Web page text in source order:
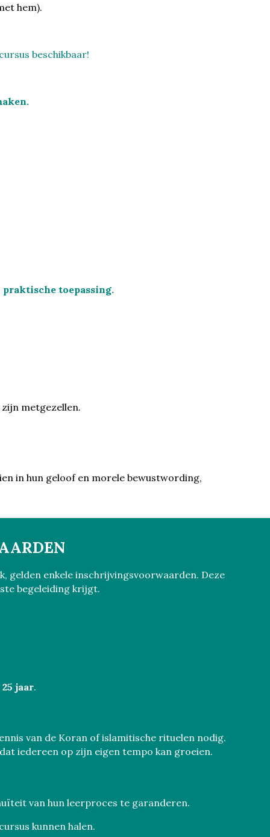
hem).
beschikbaar!
toepassing.
metgezellen.
in hun geloof en morele bewustwording,
gelden enkele inschrijvingsvoorwaarden. Deze
begeleiding krijgt.
jaar.
van de Koran of islamitische rituelen nodig.
iedereen op zijn eigen tempo kan groeien.
van hun leerproces te garanderen.
kunnen halen.